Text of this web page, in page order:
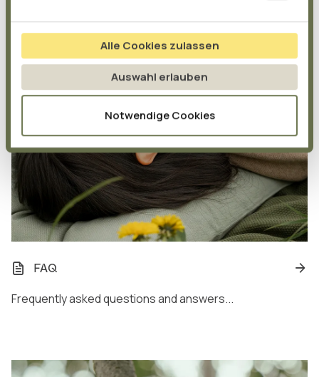
Alle Cookies zulassen
Auswahl erlauben
Notwendige Cookies
FAQ
Frequently asked questions and answers...